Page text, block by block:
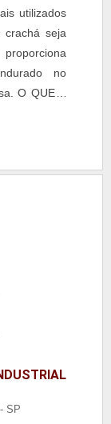
utilizados
crachá seja
no
O QUE É
pode ser
a presença
presilha.
SP